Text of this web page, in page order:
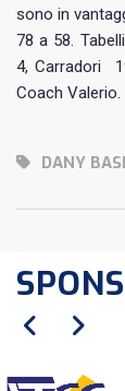
sono in
78 a 58.
4, Carradori
Coach Valerio.
DANY